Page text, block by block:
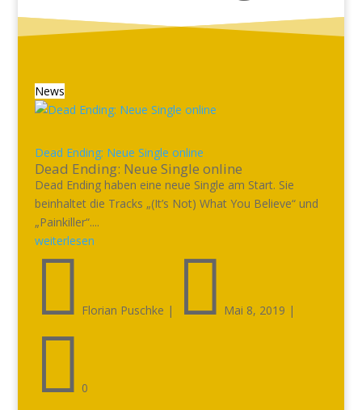
News
Dead Ending: Neue Single online
Dead Ending: Neue Single online
Dead Ending haben eine neue Single am Start. Sie
beinhaltet die Tracks „(It’s Not) What You Believe“ und
„Painkiller“....
weiterlesen
 Florian Puschke |  Mai 8, 2019 |
 0